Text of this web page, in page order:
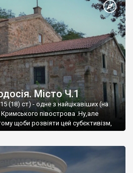
Місто Ч.1
(18) ст) - одне з найцікавіших (на
півострова .Ну,але
щоби розвіяти цей субєктивізм,